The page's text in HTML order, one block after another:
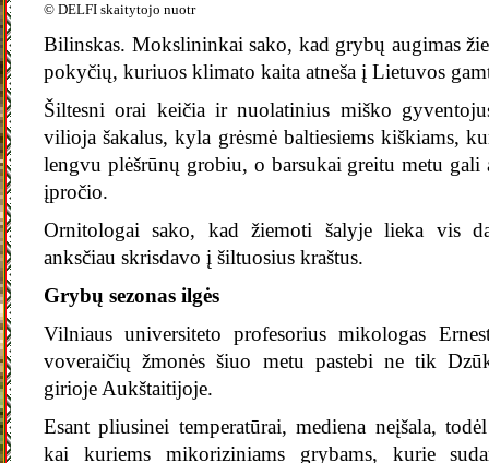
© DELFI skaitytojo nuotr
Bilinskas. Mokslininkai sako, kad grybų augimas
pokyčių, kuriuos klimato kaita atneša į Lietuvos
Šiltesni orai keičia ir nuolatinius miško
vilioja šakalus, kyla grėsmė baltiesiems kiškiams,
lengvu plėšrūnų grobiu, o barsukai greitu metu gali
įpročio.
Ornitologai sako, kad žiemoti šalyje lieka vis
anksčiau skrisdavo į šiltuosius kraštus.
Grybų sezonas ilgės
Vilniaus universiteto profesorius mikologas
voveraičių žmonės šiuo metu pastebi ne tik
girioje Aukštaitijoje.
Esant pliusinei temperatūrai, mediena neįšala,
kai kuriems mikoriziniams grybams, kurie